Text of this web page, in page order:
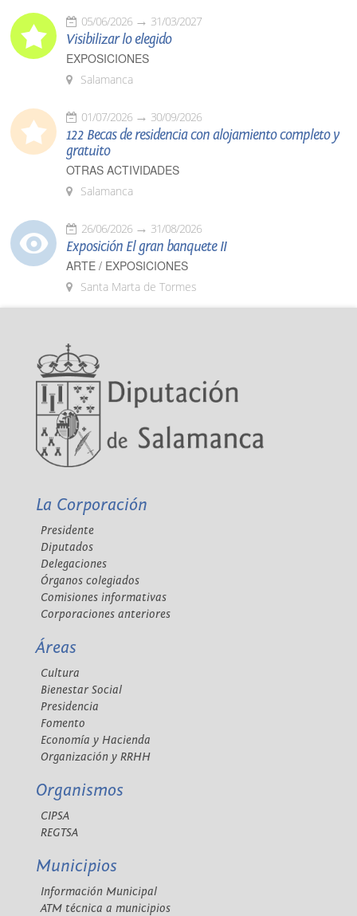
05/06/2026 31/03/2027
Visibilizar lo elegido
EXPOSICIONES
Salamanca
01/07/2026 30/09/2026
122 Becas de residencia con alojamiento completo y
gratuito
OTRAS ACTIVIDADES
Salamanca
26/06/2026 31/08/2026
Exposición El gran banquete II
ARTE / EXPOSICIONES
Santa Marta de Tormes
La Corporación
Presidente
Diputados
Delegaciones
Órganos colegiados
Comisiones informativas
Corporaciones anteriores
Áreas
Cultura
Bienestar Social
Presidencia
Fomento
Economía y Hacienda
Organización y RRHH
Organismos
CIPSA
REGTSA
Municipios
Información Municipal
ATM técnica a municipios